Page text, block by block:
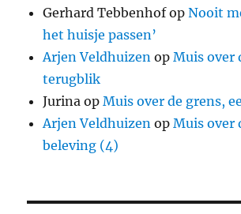
Gerhard TebbenhofopNooit
het huisje passen’
Arjen Veldhuizen opMuis over
terugblik
Jurina opMuis over de grens,
Arjen Veldhuizen opMuis over
beleving (4)